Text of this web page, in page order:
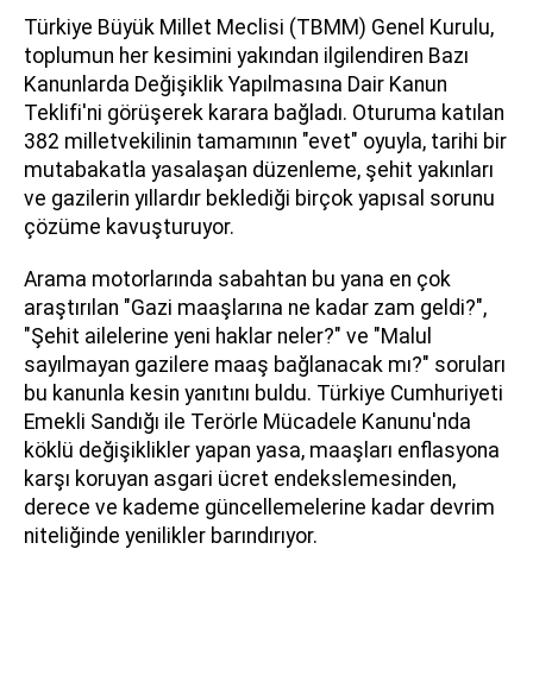
Türkiye Büyük Millet Meclisi (TBMM) Genel Kurulu,
toplumun her kesimini yakından ilgilendiren Bazı
Kanunlarda Değişiklik Yapılmasına Dair Kanun
Teklifi'ni görüşerek karara bağladı. Oturuma katılan
382 milletvekilinin tamamının "evet" oyuyla, tarihi bir
mutabakatla yasalaşan düzenleme, şehit yakınları
ve gazilerin yıllardır beklediği birçok yapısal sorunu
çözüme kavuşturuyor.
Arama motorlarında sabahtan bu yana en çok
araştırılan "Gazi maaşlarına ne kadar zam geldi?",
"Şehit ailelerine yeni haklar neler?" ve "Malul
sayılmayan gazilere maaş bağlanacak mı?" soruları
bu kanunla kesin yanıtını buldu. Türkiye Cumhuriyeti
Emekli Sandığı ile Terörle Mücadele Kanunu'nda
köklü değişiklikler yapan yasa, maaşları enflasyona
karşı koruyan asgari ücret endekslemesinden,
derece ve kademe güncellemelerine kadar devrim
niteliğinde yenilikler barındırıyor.